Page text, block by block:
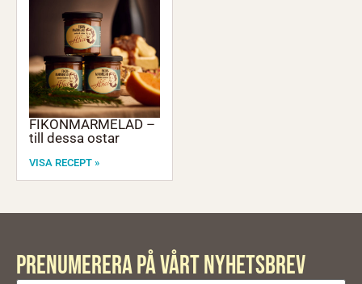
FIKONMARMELAD –
till dessa ostar
VISA RECEPT »
PRENUMERERA PÅ VÅRT Nyhetsbrev